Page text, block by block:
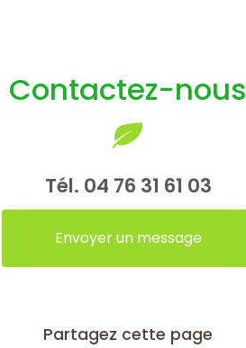
Contactez-nous
Tél. 04 76 31 61 03
Envoyer un message
Partagez cette page